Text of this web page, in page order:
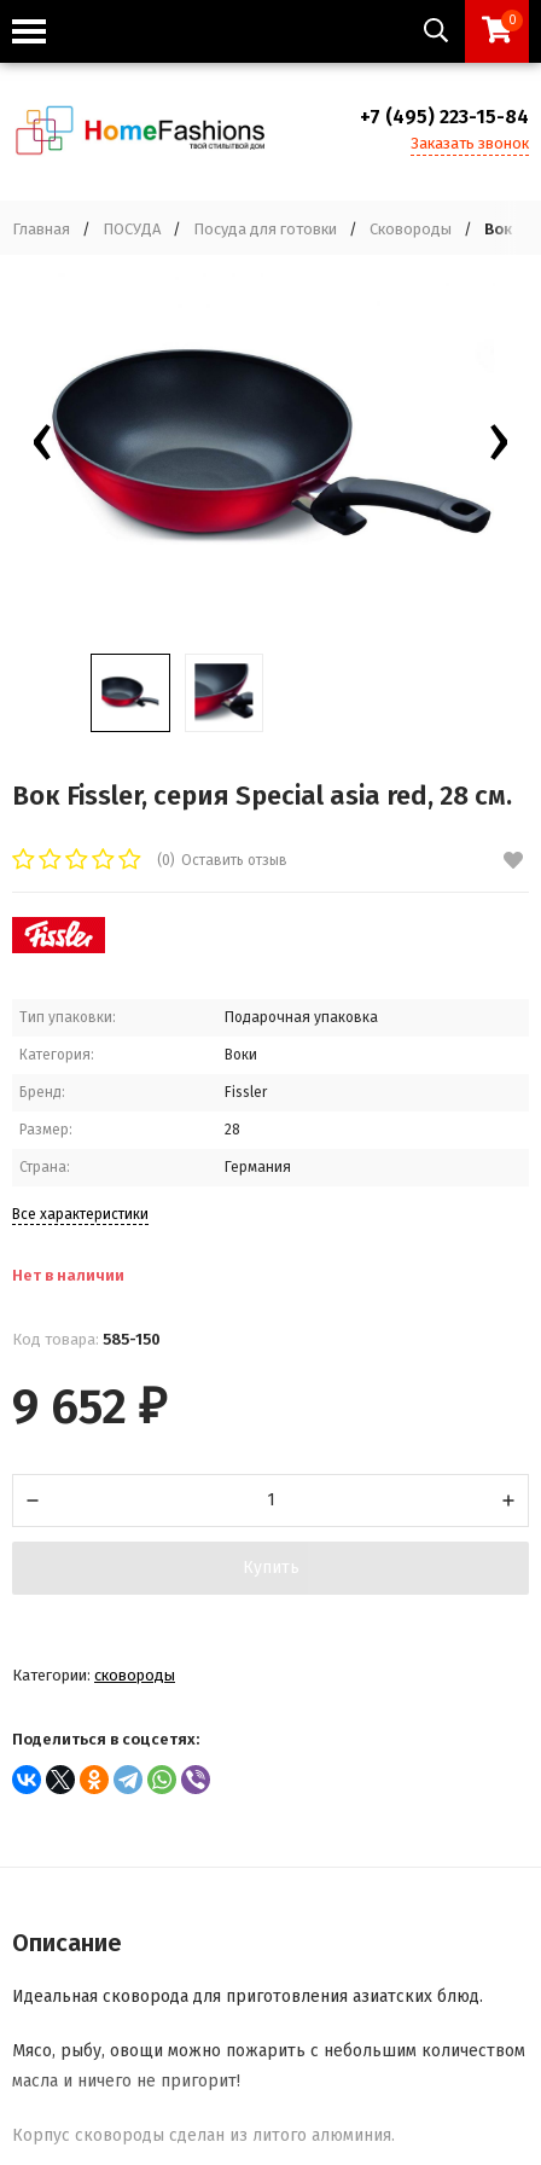
0
+7 (495) 223-15-84
Заказать звонок
Главная / ПОСУДА / Посуда для готовки / Сковороды / Вок
‹ ›
Вок Fissler, серия Special asia red, 28 см.
(0) Оставить отзыв
Тип упаковки: Подарочная упаковка
Категория: Воки
Бренд: Fissler
Размер: 28
Страна: Германия
Все характеристики
Нет в наличии
Код товара: 585-150
9 652 ₽
Купить
Категории: сковороды
Поделиться в соцсетях:
Описание
Идеальная сковорода для приготовления азиатских блюд.
Мясо, рыбу, овощи можно пожарить с небольшим количеством
масла и ничего не пригорит!
Корпус сковороды сделан из литого алюминия.